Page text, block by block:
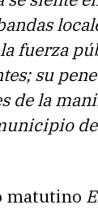
fuerza
su
de la
matutino